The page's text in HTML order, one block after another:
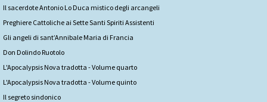
Il sacerdote Antonio Lo Duca mistico degli arcangeli
Preghiere Cattoliche ai Sette Santi Spiriti Assistenti
Gli angeli di sant’Annibale Maria di Francia
Don Dolindo Ruotolo
L'Apocalypsis Nova tradotta - Volume quarto
L'Apocalypsis Nova tradotta - Volume quinto
Il segreto sindonico